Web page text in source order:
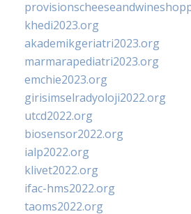
khedi2023.org
akademikgeriatri2023.org
marmarapediatri2023.org
emchie2023.org
girisimselradyoloji2022.org
utcd2022.org
biosensor2022.org
ialp2022.org
klivet2022.org
ifac-hms2022.org
taoms2022.org